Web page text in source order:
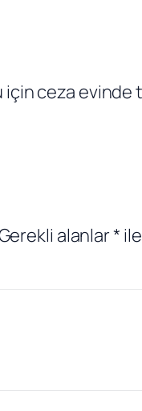
için ceza
alanlar*